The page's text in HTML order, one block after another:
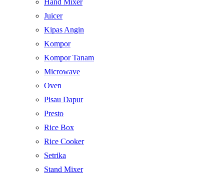
Juicer
Kipas Angin
Kompor
Kompor Tanam
Microwave
Oven
Pisau Dapur
Presto
Rice Box
Rice Cooker
Setrika
Stand Mixer